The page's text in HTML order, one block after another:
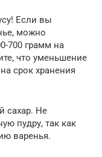
Если вы
можно
700 грамм на
что уменьшение
срок хранения
сахар. Не
пудру, так как
варенья.